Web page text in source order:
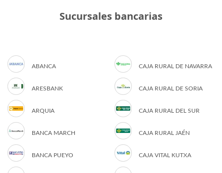
Sucursales bancarias
ABANCA
ARESBANK
ARQUIA
BANCA MARCH
BANCA PUEYO
CAJA RURAL DE NAVARRA
CAJA RURAL DE SORIA
CAJA RURAL DEL SUR
CAJA RURAL JAÉN
CAJA VITAL KUTXA